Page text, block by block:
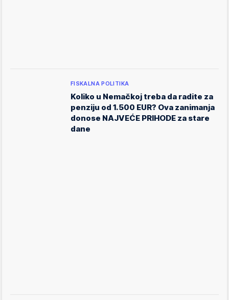
FISKALNA POLITIKA
Koliko u Nemačkoj treba da radite za
penziju od 1.500 EUR? Ova zanimanja
donose NAJVEĆE PRIHODE za stare
dane